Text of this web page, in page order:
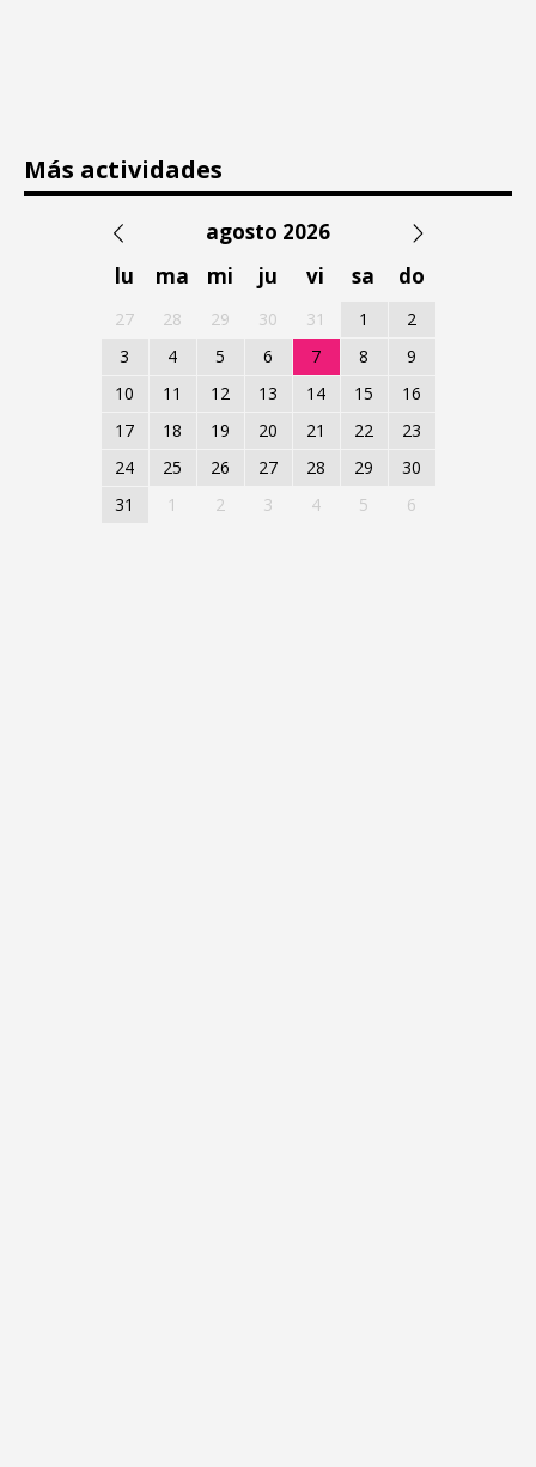
Más actividades
agosto 2026
lu
ma mi ju vi sa do
27 28 29 30 31 1
2
3
4 5 6 7 8
9
10
11 12 13 14 15
16
17
18 19 20 21 22
23
24
25 26 27 28 29
30
31
1 2 3 4 5 6